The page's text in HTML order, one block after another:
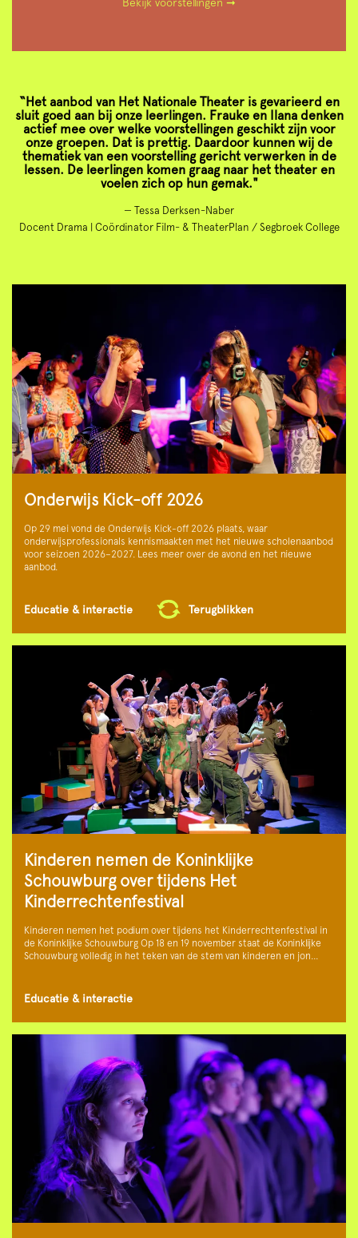
“Het aanbod van Het Nationale Theater is gevarieerd en
sluit goed aan bij onze leerlingen. Frauke en Ilana denken
actief mee over welke voorstellingen geschikt zijn voor
onze groepen. Dat is prettig. Daardoor kunnen wij de
thematiek van een voorstelling gericht verwerken in de
lessen. De leerlingen komen graag naar het theater en
voelen zich op hun gemak."
— Tessa Derksen-Naber
Docent Drama | Coördinator Film- & TheaterPlan / Segbroek College
Onderwijs Kick-off 2026
Op 29 mei vond de Onderwijs Kick-off 2026 plaats, waar
onderwijsprofessionals kennismaakten met het nieuwe scholenaanbod
voor seizoen 2026–2027. Lees meer over de avond en het nieuwe
aanbod.
Educatie & interactie Terugblikken
Kinderen nemen de Koninklijke
Schouwburg over tijdens Het
Kinderrechtenfestival
Kinderen nemen het podium over tijdens het Kinderrechtenfestival in
de Koninklijke Schouwburg Op 18 en 19 november staat de Koninklijke
Schouwburg volledig in het teken van de stem van kinderen en jon…
Educatie & interactie